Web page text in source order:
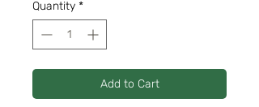
Quantity *
Add to Cart